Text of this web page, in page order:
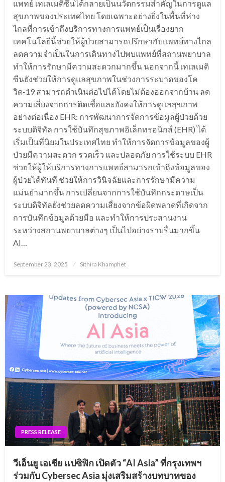
แพทย์ เทเลเมดิซีนได้กลายเป็นนวัตกรรมสำคัญในการดูแล
สุขภาพของประเทศไทย โดยเฉพาะอย่างยิ่งในพื้นที่ห่าง
ไกลที่การเข้าถึงบริการทางการแพทย์เป็นเรื่องยาก
เทคโนโลยีนี้ช่วยให้ผู้ป่วยสามารถปรึกษากับแพทย์ทางไกล
ลดความจำเป็นในการเดินทางไปพบแพทย์ที่สถานพยาบาล
ทำให้การรักษามีความสะดวกมากขึ้น นอกจากนี้ เทเลเมดิ
ซีนยังช่วยให้การดูแลสุขภาพในช่วงการระบาดของโค
วิด-19 สามารถดำเนินต่อไปได้โดยไม่ต้องออกจากบ้าน ลด
ความเสี่ยงจากการติดเชื้อและยังคงให้การดูแลสุขภาพ
อย่างต่อเนื่อง EHR: การพัฒนาการจัดการข้อมูลผู้ป่วยด้วย
ระบบดิจิทัล การใช้บันทึกสุขภาพอิเล็กทรอนิกส์ (EHR) ได้
เริ่มเป็นที่นิยมในประเทศไทย ทำให้การจัดการข้อมูลของผู้
ป่วยมีความสะดวก รวดเร็ว และปลอดภัย การใช้ระบบ EHR
ช่วยให้ผู้ให้บริการทางการแพทย์สามารถเข้าถึงข้อมูลของ
ผู้ป่วยได้ทันที ช่วยให้การวินิจฉัยและการรักษามีความ
แม่นยำมากขึ้น การเปลี่ยนจากการใช้บันทึกกระดาษเป็น
ระบบดิจิทัลยังช่วยลดความเสี่ยงจากข้อผิดพลาดที่เกิดจาก
การบันทึกข้อมูลด้วยมือ และทำให้การประสานงาน
ระหว่างสถานพยาบาลต่างๆ เป็นไปอย่างราบรื่นมากขึ้น
AI…
Posted
September 23, 2025 Sithira Khamphet
PRESS RELEASE
วีเอ็นยู เอเชีย แปซิฟิก เปิดตัว “AI Asia” ที่กรุงเทพฯ
ร่วมกับ Cybersec Asia มุ่งเสริมสร้างบทบาทของ